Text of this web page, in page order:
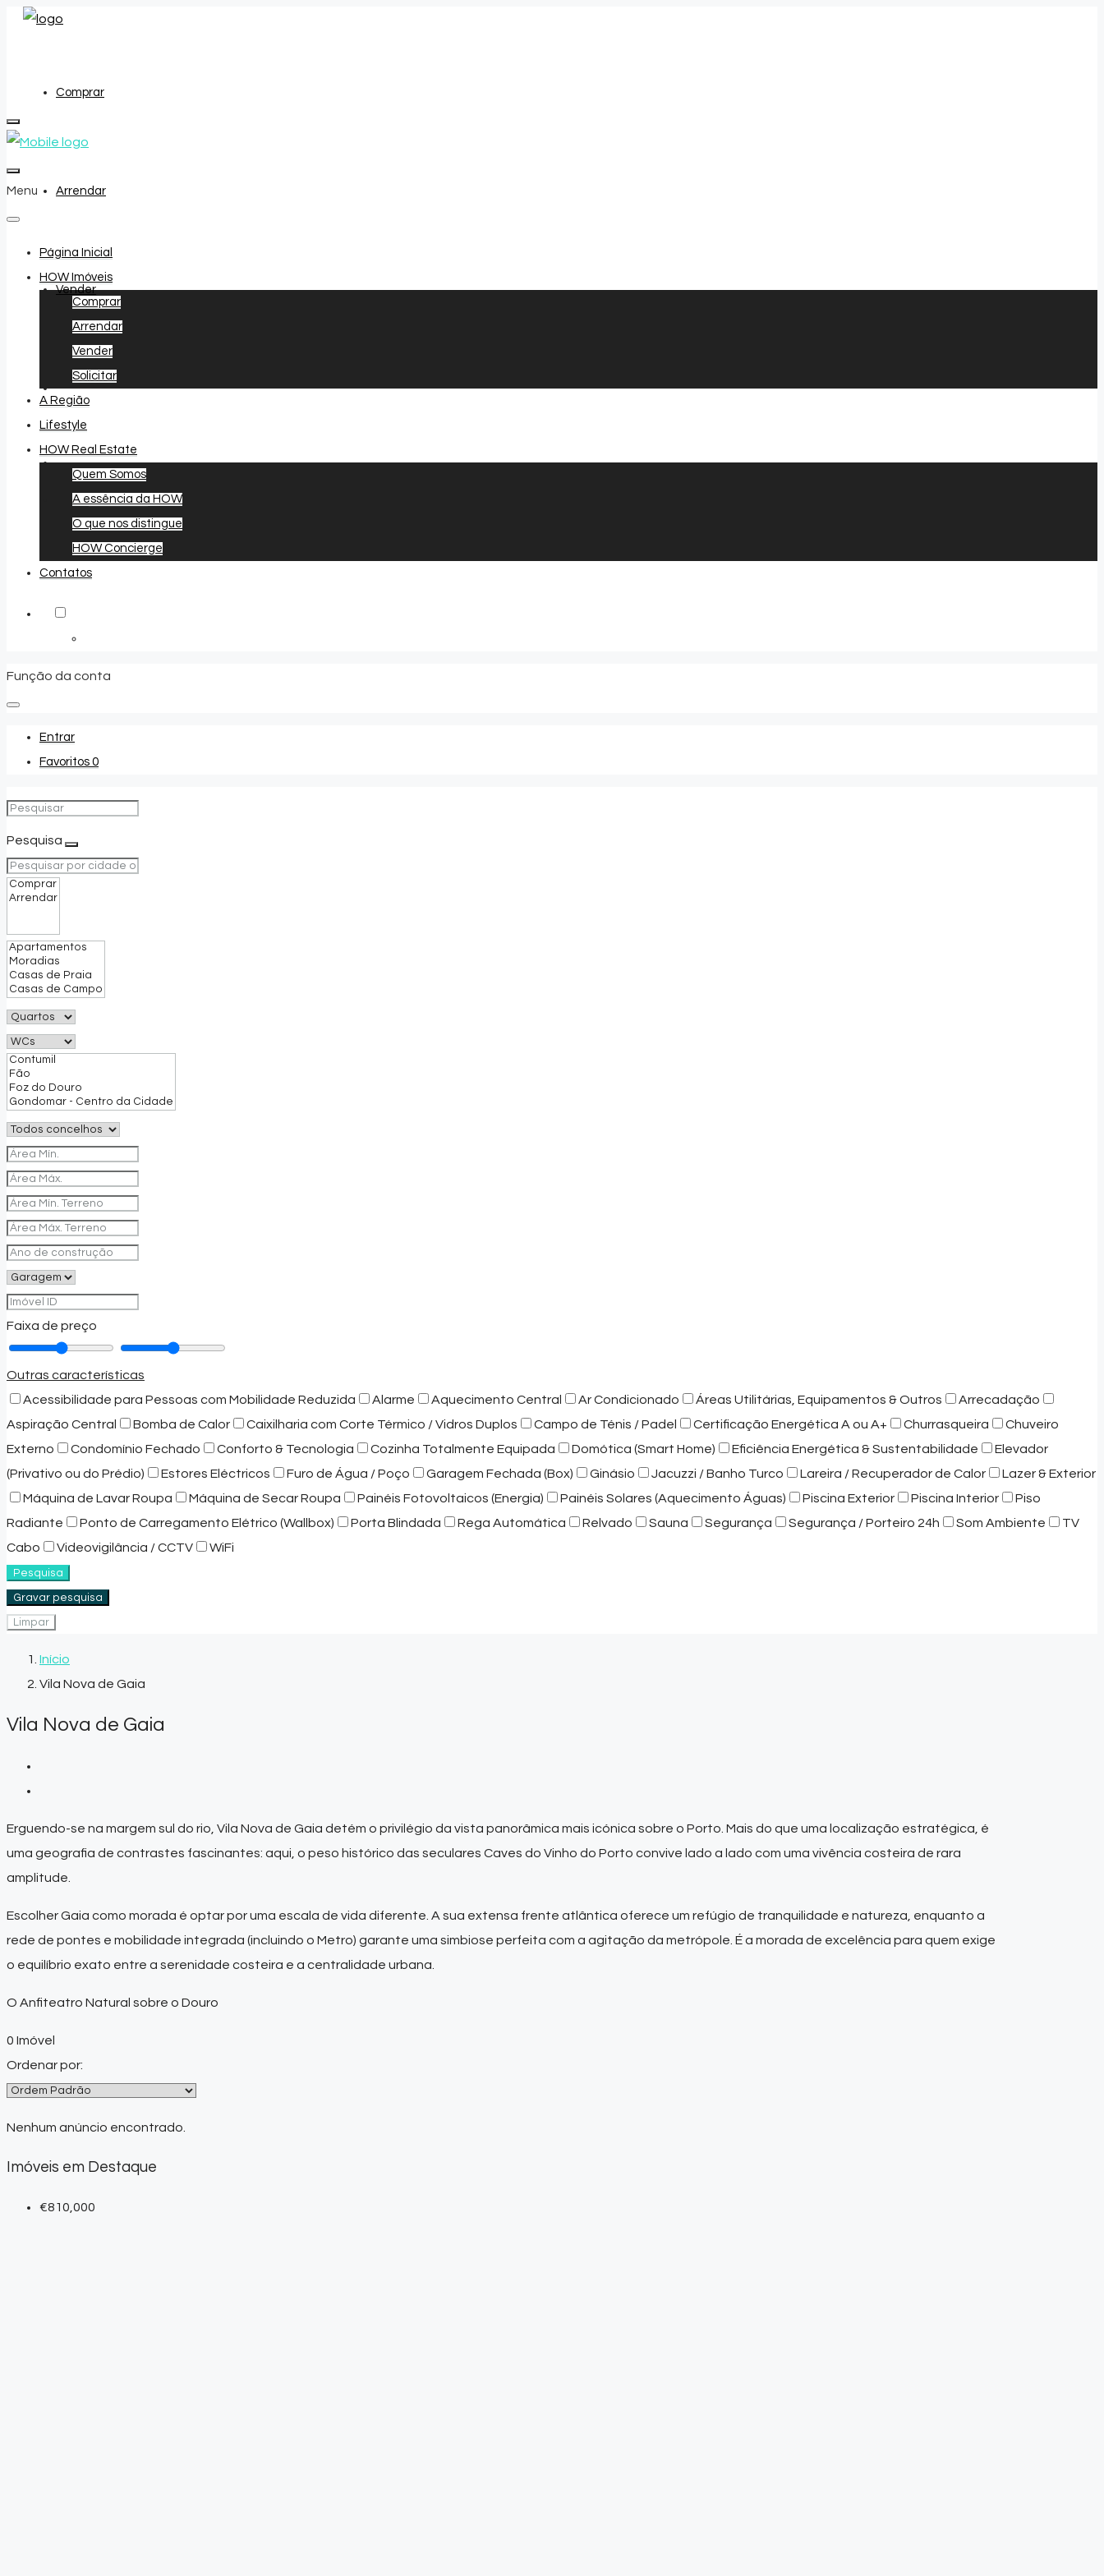
Comprar
Arrendar
Vender
Favoritos0
Menu
Página Inicial
HOW Imóveis
Comprar
Arrendar
Vender
Solicitar
A Região
Lifestyle
HOW Real Estate
Quem Somos
A essência da HOW
O que nos distingue
HOW Concierge
Contatos
Função da conta
Entrar
Favoritos 0
Pesquisa
Faixa de preço
Outras características
Acessibilidade para Pessoas com Mobilidade Reduzida
Alarme Aquecimento Central Ar Condicionado Áreas Utilitárias, Equipamentos & Outros
Arrecadação
Aspiração Central
Bomba de Calor Caixilharia com Corte Térmico / Vidros Duplos Campo de Ténis / Padel Certificação Energética A ou A+ Churrasqueira
Chuveiro
Externo
Condomínio Fechado Conforto & Tecnologia Cozinha Totalmente Equipada Domótica (Smart Home) Eficiência Energética & Sustentabilidade
Elevador
(Privativo ou do Prédio)
Estores Eléctricos Furo de Água / Poço Garagem Fechada (Box) Ginásio Jacuzzi / Banho Turco Lareira / Recuperador de Calor
Lazer & Exterior
Máquina de Lavar Roupa
Máquina de Secar Roupa Painéis Fotovoltaicos (Energia) Painéis Solares (Aquecimento Águas) Piscina Exterior Piscina Interior
Piso
Radiante
Ponto de Carregamento Elétrico (Wallbox) Porta Blindada Rega Automática Relvado Sauna Segurança Segurança / Porteiro 24h Som Ambiente
TV
Cabo
Videovigilância / CCTV WiFi
Pesquisa
Gravar pesquisa
Limpar
Início
Vila Nova de Gaia
Vila Nova de Gaia
Erguendo-se na margem sul do rio, Vila Nova de Gaia detém o privilégio da vista panorâmica mais icónica sobre o Porto. Mais do que uma localização estratégica, é
uma geografia de contrastes fascinantes: aqui, o peso histórico das seculares Caves do Vinho do Porto convive lado a lado com uma vivência costeira de rara
amplitude.
Escolher Gaia como morada é optar por uma escala de vida diferente. A sua extensa frente atlântica oferece um refúgio de tranquilidade e natureza, enquanto a
rede de pontes e mobilidade integrada (incluindo o Metro) garante uma simbiose perfeita com a agitação da metrópole. É a morada de excelência para quem exige
o equilíbrio exato entre a serenidade costeira e a centralidade urbana.
O Anfiteatro Natural sobre o Douro
0 Imóvel
Ordenar por:
Nenhum anúncio encontrado.
Imóveis em Destaque
€810,000